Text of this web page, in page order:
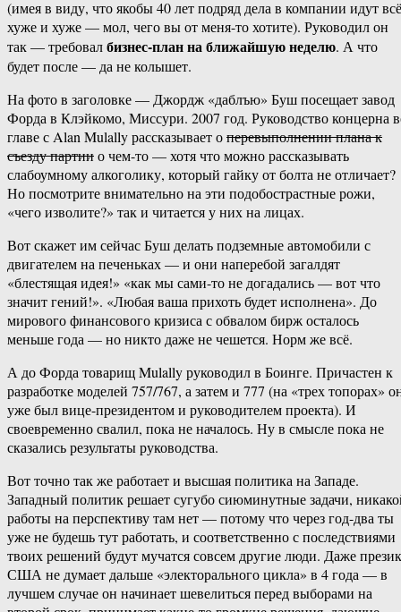
(имея в виду, что якобы 40 лет подряд дела в компании идут всё
хуже и хуже — мол, чего вы от меня-то хотите). Руководил он
так — требовалбизнес-план на ближайшую неделю. А что
будет после — да не колышет.
На фото в заголовке — Джордж «даблъю» Буш посещает завод
Форда в Клэйкомо, Миссури. 2007 год. Руководство концерна
главе с Alan Mulally рассказывает оперевыполнении плана к
съезду партиио чем-то — хотя что можно рассказывать
слабоумному алкоголику, который гайку от болта не отличает?
Но посмотрите внимательно на эти подобострастные рожи,
«чего изволите?» так и читается у них на лицах.
Вот скажет им сейчас Буш делать подземные автомобили с
двигателем на печеньках — и они наперебой загалдят
«блестящая идея!» «как мы сами-то не догадались — вот что
значит гений!». «Любая ваша прихоть будет исполнена». До
мирового финансового кризиса с обвалом бирж осталось
меньше года — но никто даже не чешется. Норм же всё.
А до Форда товарищ Mulally руководил в Боинге. Причастен к
разработке моделей 757/767, а затем и 777 (на «трех топорах»
уже был вице-президентом и руководителем проекта). И
своевременно свалил, пока не началось. Ну в смысле пока не
сказались результаты руководства.
Вот точно так же работает и высшая политика на Западе.
Западный политик решает сугубо сиюминутные задачи,
работы на перспективу там нет — потому что через год-два ты
уже не будешь тут работать, и соответственно с последствиями
твоих решений будут мучатся совсем другие люди. Даже презик
США не думает дальше «электорального цикла» в 4 года — в
лучшем случае он начинает шевелиться перед выборами на